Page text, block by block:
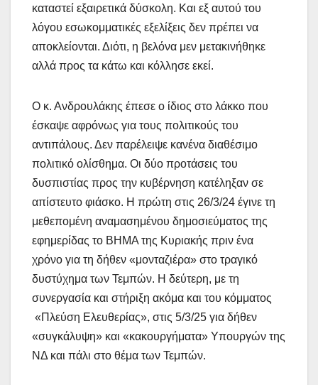
καταστεί εξαιρετικά δύσκολη. Και εξ αυτού του
λόγου εσωκομματικές εξελίξεις δεν πρέπει να
αποκλείονται. Διότι, η βελόνα μεν μετακινήθηκε
αλλά προς τα κάτω και κόλλησε εκεί.
Ο κ. Ανδρουλάκης έπεσε ο ίδιος στο λάκκο που
έσκαψε αφρόνως για τους πολιτικούς του
αντιπάλους. Δεν παρέλειψε κανένα διαθέσιμο
πολιτικό ολίσθημα. Οι δύο προτάσεις του
δυσπιστίας προς την κυβέρνηση κατέληξαν σε
απίστευτο φιάσκο. Η πρώτη στις 26/3/24 έγινε τη
μεθεπομένη αναμασημένου δημοσιεύματος της
εφημερίδας το ΒΗΜΑ της Κυριακής πριν ένα
χρόνο για τη δήθεν «μονταζιέρα» στο τραγικό
δυστύχημα των Τεμπών. Η δεύτερη, με τη
συνεργασία και στήριξη ακόμα και του κόμματος
«Πλεύση Ελευθερίας», στις 5/3/25 για δήθεν
«συγκάλυψη» και «κακουργήματα» Υπουργών της
ΝΔ και πάλι στο θέμα των Τεμπών.